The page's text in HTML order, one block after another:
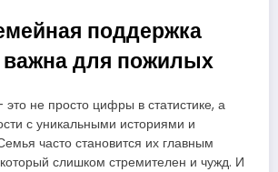
поддержка
для пожилых
не просто цифры в статистике, а
с уникальными историями и
часто становится их главным
слишком стремителен и чужд. И